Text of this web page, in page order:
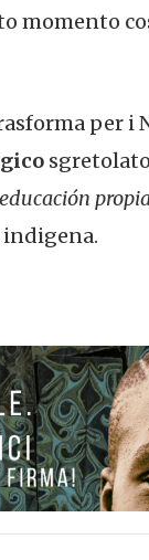
momento
per i
educación